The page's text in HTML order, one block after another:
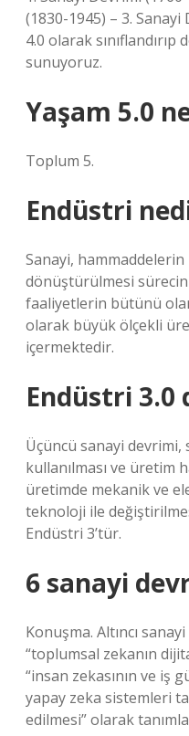
(1830-1945) – 3.
4.0 olarak
sunuyoruz.
Yaşam 5.0
Toplum 5.
Endüstri
Sanayi,
dönüştürülmesi
faaliyetlerin bütünü
olarak büyük ölçekli
içermektedir.
Endüstri 3.0
Üçüncü sanayi
kullanılması ve üretim
üretimde mekanik ve
teknoloji ile
Endüstri 3’tür.
6 sanayi
Konuşma. Altıncı
“toplumsal zekanın
“insan zekasının ve iş
yapay zeka sistemleri
edilmesi” olarak